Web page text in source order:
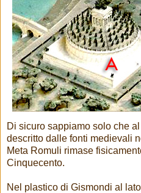
Di sicuro sappiamo solo che
descritto dalle fonti medievali
Meta Romuli rimase
Cinquecento.
Nel plastico di Gismondi al